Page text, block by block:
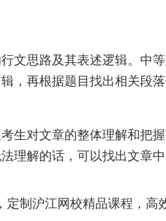
文思路及其表述逻辑。中
再根据题目找出相关段落
生对文章的整体理解和把
理解的话，可以找出文章
制沪江网校精品课程，